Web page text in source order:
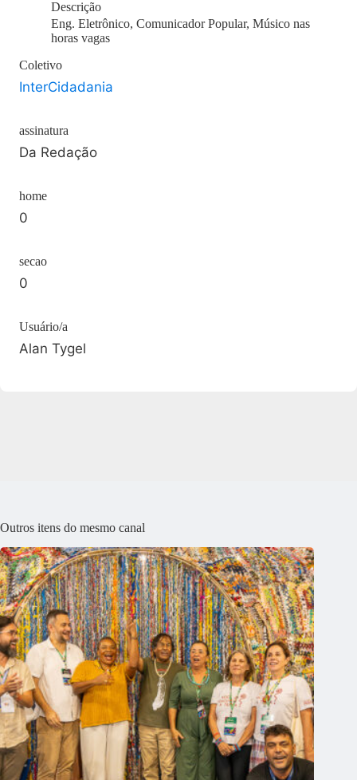
Descrição
Eng. Eletrônico, Comunicador Popular, Músico nas
horas vagas
Coletivo
InterCidadania
assinatura
Da Redação
home
0
secao
0
Usuário/a
Alan Tygel
Outros itens do mesmo canal